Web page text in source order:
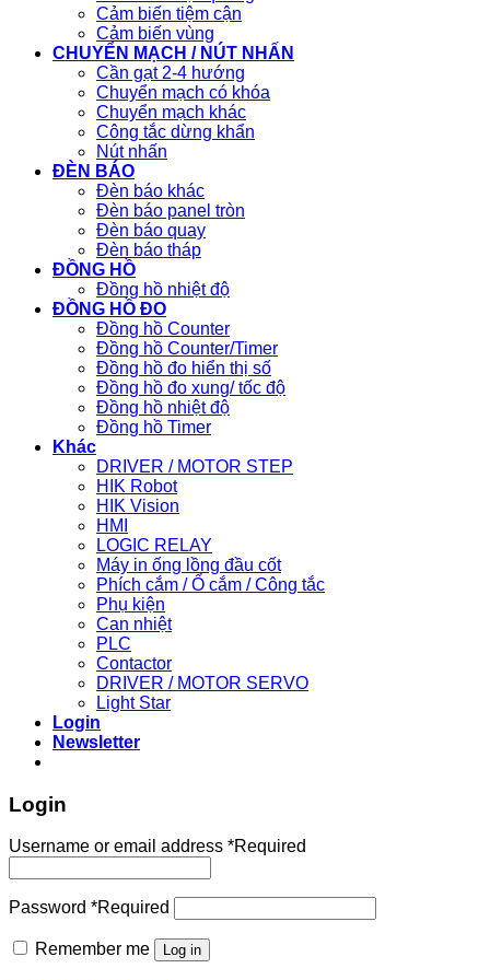
Cảm biến tiệm cận
Cảm biến vùng
CHUYỂN MẠCH / NÚT NHẤN
Cần gạt 2-4 hướng
Chuyển mạch có khóa
Chuyển mạch khác
Công tắc dừng khẩn
Nút nhấn
ĐÈN BÁO
Đèn báo khác
Đèn báo panel tròn
Đèn báo quay
Đèn báo tháp
ĐỒNG HỒ
Đồng hồ nhiệt độ
ĐỒNG HỒ ĐO
Đồng hồ Counter
Đồng hồ Counter/Timer
Đồng hồ đo hiển thị số
Đồng hồ đo xung/ tốc độ
Đồng hồ nhiệt độ
Đồng hồ Timer
Khác
DRIVER / MOTOR STEP
HIK Robot
HIK Vision
HMI
LOGIC RELAY
Máy in ống lồng đầu cốt
Phích cắm / Ổ cắm / Công tắc
Phụ kiện
Can nhiệt
PLC
Contactor
DRIVER / MOTOR SERVO
Light Star
Login
Newsletter
Login
Username or email address *Required
Password *Required
Remember me Log in